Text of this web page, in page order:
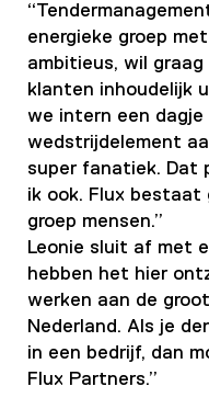
energieke groep
ambitieus, wil
klanten inhoudelijk
we intern een
wedstrijdelement
super fanatiek. Dat
ik ook. Flux bestaat
groep mensen.”
Leonie sluit af met
hebben het hier
werken aan de
Nederland. Als je
in een bedrijf, dan
Flux Partners.”